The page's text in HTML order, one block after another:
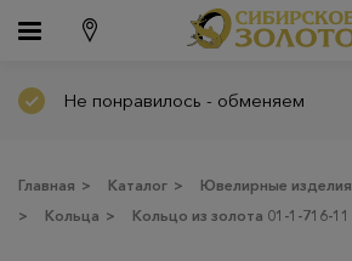
Не понравилось - обменяем
Главная > Каталог > Ювелирные изделия
>
Кольца > Кольцо из золота 01-1-716-11